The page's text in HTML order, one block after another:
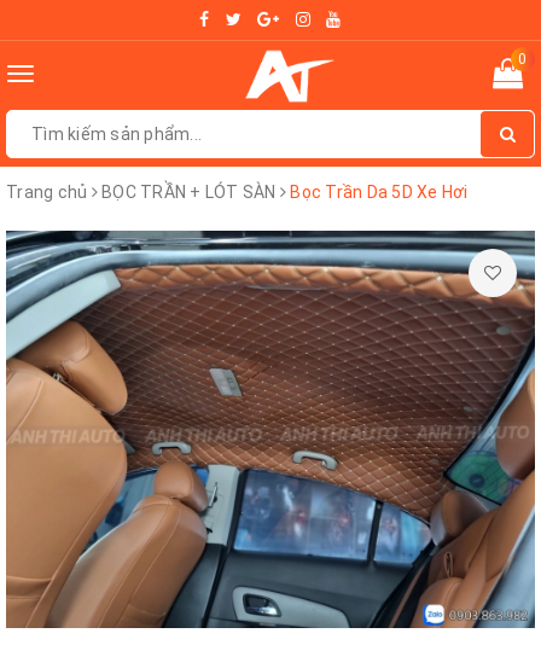
Toggle
0
Trang chủ BỌC TRẦN + LÓT SÀN Bọc Trần Da 5D Xe Hơi